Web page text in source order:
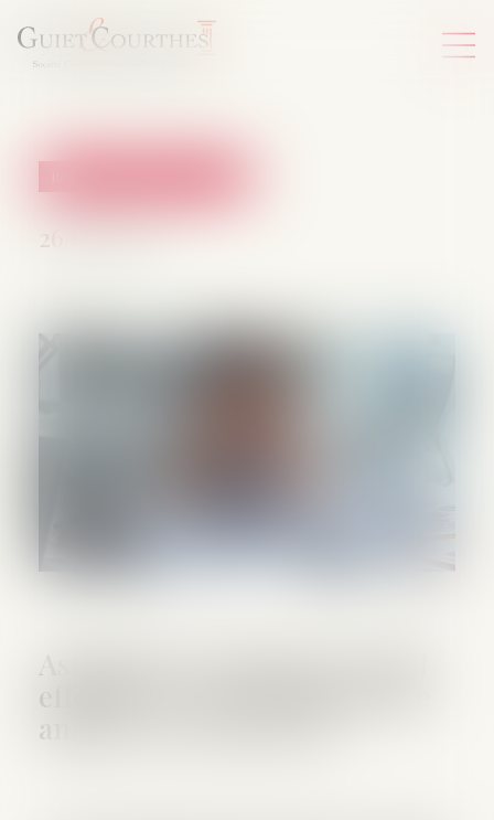
Astreinte ou temps de travail
effectif ? La Cour impose une
analyse au cas par cas